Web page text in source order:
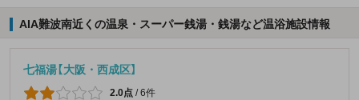
AIA難波南近くの温泉・スーパー銭湯・銭湯など温浴施設情報
七福湯【大阪・西成区】
2.0点 /6件